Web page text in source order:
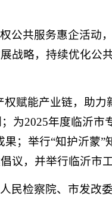
公共服务惠企活动
战略，持续优化公
赋能产业链，助力
为2025年度临沂市
；举行“知护沂蒙
议，并举行临沂市
民检察院、市发改